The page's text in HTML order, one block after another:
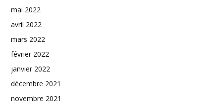
mai 2022
avril 2022
mars 2022
février 2022
janvier 2022
décembre 2021
novembre 2021